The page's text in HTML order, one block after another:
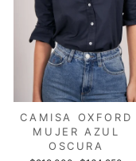
CAMISA OXFORD
MUJER AZUL
OSCURA